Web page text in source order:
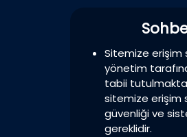
Sitemize erişim
yönetim
tabii
sitemize erişim
güvenliği ve
gereklidir.